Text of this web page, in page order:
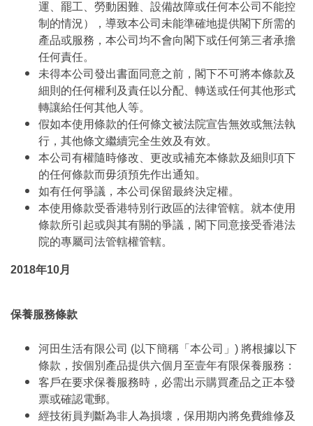
運、罷工、勞動困難、設備故障或任何本公司不能控
制的情況），導致本公司未能準確地提供閣下所需的
產品或服務，本公司均不會向閣下或任何第三者承擔
任何責任。
未得本公司發出書面同意之前，閣下不可將本條款及
細則的任何權利及責任以分配、轉送或任何其他形式
轉讓給任何其他人等。
假如本使用條款的任何條文被法院宣告無效或無法執
行，其他條文繼續完全生效及有效。
本公司有權隨時修改、更改或補充本條款及細則項下
的任何條款而毋須預先作出通知。
如有任何爭議，本公司保留最終決定權。
本使用條款受香港特別行政區的法律管轄。就本使用
條款所引起或與其有關的爭議，閣下同意接受香港法
院的專屬司法管轄權管轄。
2018年10月
保養服務條款
河田生活有限公司 (以下簡稱「本公司」) 將根據以下
條款，按個別產品提供六個月至壹年有限保養服務：
客戶在要求保養服務時，必需出示購買產品之正本發
票或確認電郵。
經技術員判斷為非人為損壞，保用期內將免費維修及